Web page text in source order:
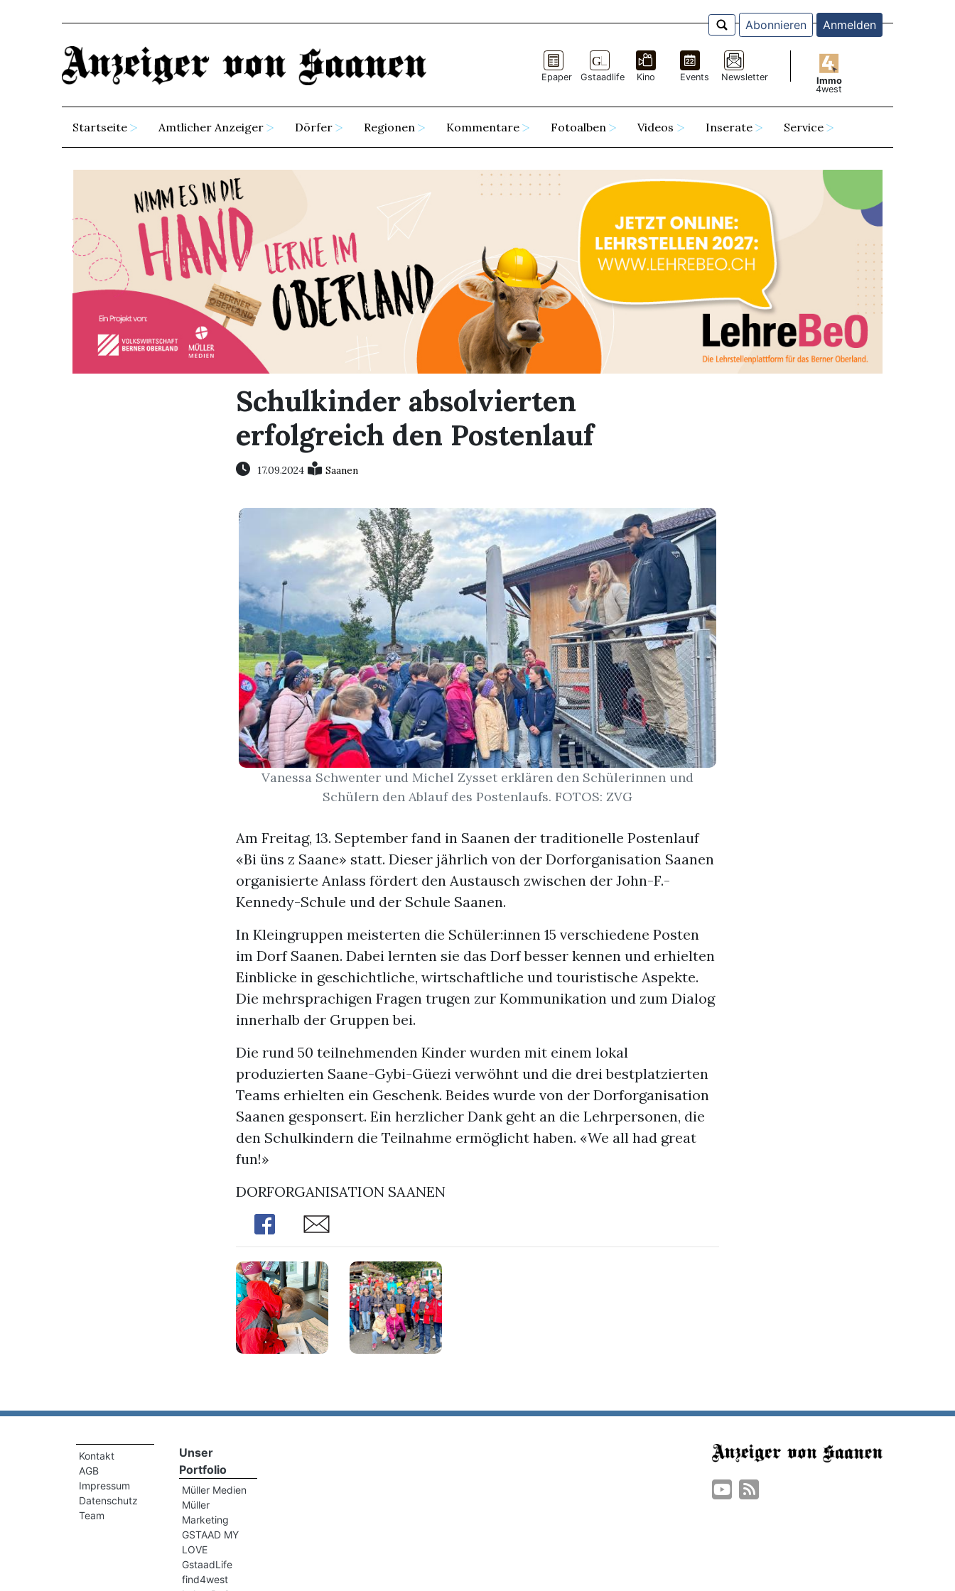
Abonnieren Anmelden
Epaper Gstaadlife Kino Events Newsletter
Immo
4west
Startseite Amtlicher Anzeiger Dörfer Regionen Kommentare Fotoalben Videos Inserate Service
Schulkinder absolvierten
erfolgreich den Postenlauf
17.09.2024 Saanen
Vanessa Schwenter und Michel Zysset erklären den Schülerinnen und
Schülern den Ablauf des Postenlaufs. FOTOS: ZVG
Am Freitag, 13. September fand in Saanen der traditionelle Postenlauf
«Bi üns z Saane» statt. Dieser jährlich von der Dorforganisation Saanen
organisierte Anlass fördert den Austausch zwischen der John-F.-
Kennedy-Schule und der Schule Saanen.
In Kleingruppen meisterten die Schüler:innen 15 verschiedene Posten
im Dorf Saanen. Dabei lernten sie das Dorf besser kennen und erhielten
Einblicke in geschichtliche, wirtschaftliche und touristische Aspekte.
Die mehrsprachigen Fragen trugen zur Kommunikation und zum Dialog
innerhalb der Gruppen bei.
Die rund 50 teilnehmenden Kinder wurden mit einem lokal
produzierten Saane-Gybi-Güezi verwöhnt und die drei bestplatzierten
Teams erhielten ein Geschenk. Beides wurde von der Dorforganisation
Saanen gesponsert. Ein herzlicher Dank geht an die Lehrpersonen, die
den Schulkindern die Teilnahme ermöglicht haben. «We all had great
fun!»
DORFORGANISATION SAANEN
Share
Share
Kontakt
AGB
Impressum
Datenschutz
Team
Unser
Portfolio
Müller Medien
Müller
Marketing
GSTAAD MY
LOVE
GstaadLife
find4west